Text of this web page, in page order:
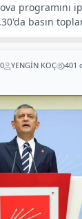
programını
basın
YENGİN KOÇ 401